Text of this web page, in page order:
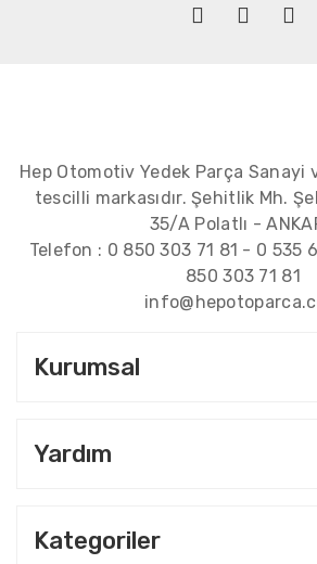
Hep Otomotiv Yedek Parça Sanayi
tescilli markasıdır. Şehitlik Mh.
35/A Polatlı -
Telefon : 0 850 303 71 81 - 0 535
850 303 71 81
Kurumsal
Yardım
Kategoriler